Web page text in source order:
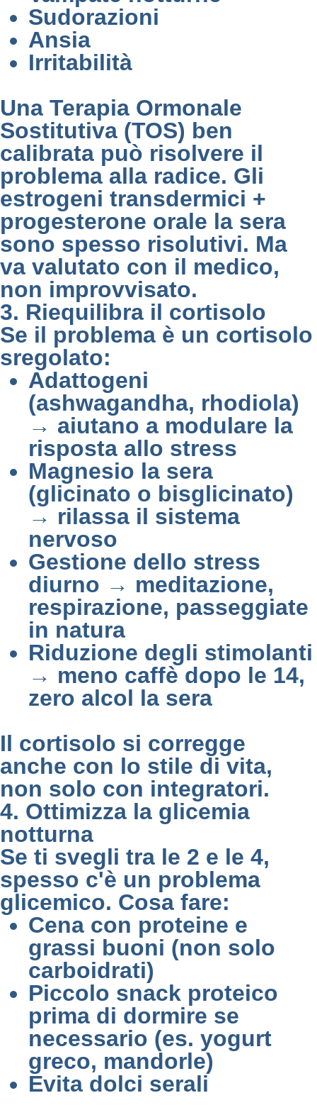
Sudorazioni
Ansia
Irritabilità
Una Terapia Ormonale
Sostitutiva (TOS) ben
calibrata può risolvere il
problema alla radice. Gli
estrogeni transdermici +
progesterone orale la sera
sono spesso risolutivi. Ma
va valutato con il medico,
non improvvisato.
3. Riequilibra il cortisolo
Se il problema è un cortisolo
sregolato:
Adattogeni
(ashwagandha, rhodiola)
→ aiutano a modulare la
risposta allo stress
Magnesio la sera
(glicinato o bisglicinato)
→ rilassa il sistema
nervoso
Gestione dello stress
diurno → meditazione,
respirazione, passeggiate
in natura
Riduzione degli stimolanti
→ meno caffè dopo le 14,
zero alcol la sera
Il cortisolo si corregge
anche con lo stile di vita,
non solo con integratori.
4. Ottimizza la glicemia
notturna
Se ti svegli tra le 2 e le 4,
spesso c'è un problema
glicemico. Cosa fare:
Cena con proteine e
grassi buoni (non solo
carboidrati)
Piccolo snack proteico
prima di dormire se
necessario (es. yogurt
greco, mandorle)
Evita dolci serali